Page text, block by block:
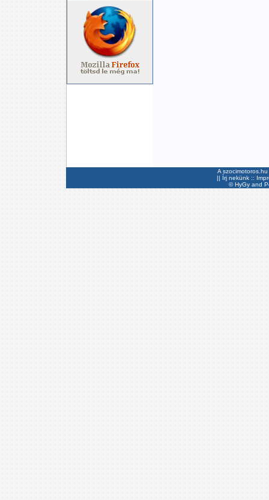
A
|| Írj nekünk ::
©HyGyand